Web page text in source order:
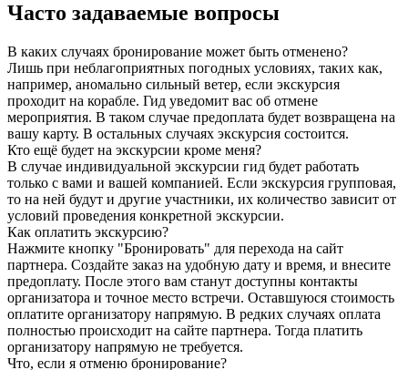
Часто задаваемые вопросы
В каких случаях бронирование может быть отменено?
Лишь при неблагоприятных погодных условиях, таких как,
например, аномально сильный ветер, если экскурсия
проходит на корабле. Гид уведомит вас об отмене
мероприятия. В таком случае предоплата будет возвращена на
вашу карту. В остальных случаях экскурсия состоится.
Кто ещё будет на экскурсии кроме меня?
В случае индивидуальной экскурсии гид будет работать
только с вами и вашей компанией. Если экскурсия групповая,
то на ней будут и другие участники, их количество зависит от
условий проведения конкретной экскурсии.
Как оплатить экскурсию?
Нажмите кнопку "Бронировать" для перехода на сайт
партнера. Создайте заказ на удобную дату и время, и внесите
предоплату. После этого вам станут доступны контакты
организатора и точное место встречи. Оставшуюся стоимость
оплатите организатору напрямую. В редких случаях оплата
полностью происходит на сайте партнера. Тогда платить
организатору напрямую не требуется.
Что, если я отменю бронирование?